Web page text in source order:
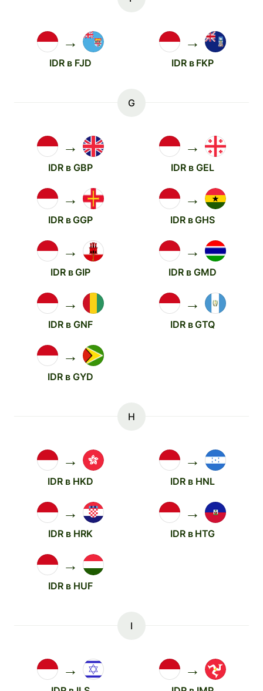
→
IDR в FJD
→
IDR в FKP
G
→
IDR в GBP
→
IDR в GEL
→
IDR в GGP
→
IDR в GHS
→
IDR в GIP
→
IDR в GMD
→
IDR в GNF
→
IDR в GTQ
→
IDR в GYD
H
→
IDR в HKD
→
IDR в HNL
→
IDR в HRK
→
IDR в HTG
→
IDR в HUF
I
→ →